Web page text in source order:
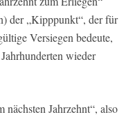
der „Kipppunkt“, der für
Versiegen bedeute,
wieder
Jahrzehnt“, also